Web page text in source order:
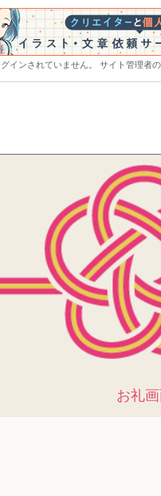
インされていません。 サイト管理者
お礼